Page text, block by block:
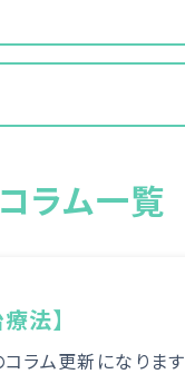
ラム一覧
法】
ラム更新になりま